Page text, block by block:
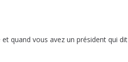
et quand vous avez un président qui dit